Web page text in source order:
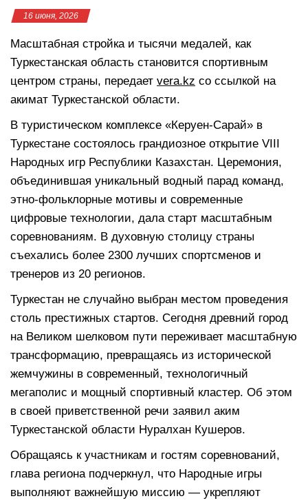
16 июня, 2026
Масштабная стройка и тысячи медалей, как
Туркестанская область становится спортивным
центром страны, передает vera.kz со ссылкой на
акимат Туркестанской области.
В туристическом комплексе «Керуен-Сарай» в
Туркестане состоялось грандиозное открытие VIII
Народных игр Республики Казахстан. Церемония,
объединившая уникальный водный парад команд,
этно-фольклорные мотивы и современные
цифровые технологии, дала старт масштабным
соревнованиям. В духовную столицу страны
съехались более 2300 лучших спортсменов и
тренеров из 20 регионов.
Туркестан не случайно выбран местом проведения
столь престижных стартов. Сегодня древний город
на Великом шелковом пути переживает масштабную
трансформацию, превращаясь из исторической
жемчужины в современный, технологичный
мегаполис и мощный спортивный кластер. Об этом
в своей приветственной речи заявил аким
Туркестанской области Нуралхан Кушеров.
Обращаясь к участникам и гостям соревнований,
глава региона подчеркнул, что Народные игры
выполняют важнейшую миссию — укрепляют